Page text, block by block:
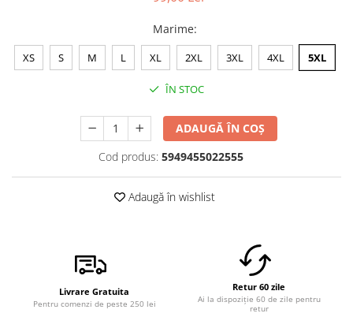
Marime:
XS S M L XL 2XL 3XL 4XL 5XL
ÎN STOC
ADAUGĂ ÎN COȘ
Cod produs: 5949455022555
Adaugă în wishlist
Livrare Gratuita
Pentru comenzi de peste 250 lei
Retur 60 zile
Ai la dispoziție 60 de zile pentru
retur